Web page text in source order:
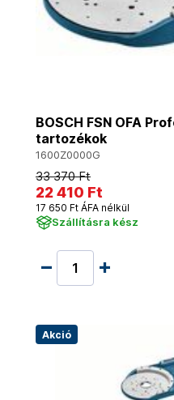
BOSCH FSN OFA
tartozékok
1600Z0000G
33 370 Ft
22 410 Ft
17 650 Ft ÁFA nélkül
Szállításra kész
Akció